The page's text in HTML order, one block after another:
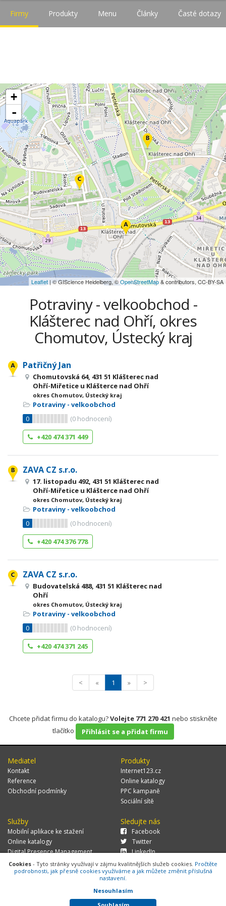
Firmy Produkty Menu Články Časté dotazy
+
-
Leaflet | © GIScience Heidelberg, ©OpenStreetMap& contributors, CC-BY-SA
Potraviny - velkoobchod -
Klášterec nad Ohří, okres
Chomutov, Ústecký kraj
Patřičný Jan
Chomutovská 64, 431 51 Klášterec nad
Ohří-Miřetice u Klášterce nad Ohří
okres Chomutov, Ústecký kraj
Potraviny - velkoobchod
0
(0 hodnocení)
+420 474 371 449
ZAVA CZ s.r.o.
17. listopadu 492, 431 51 Klášterec nad
Ohří-Miřetice u Klášterce nad Ohří
okres Chomutov, Ústecký kraj
Potraviny - velkoobchod
0
(0 hodnocení)
+420 474 376 778
ZAVA CZ s.r.o.
Budovatelská 488, 431 51 Klášterec nad
Ohří
okres Chomutov, Ústecký kraj
Potraviny - velkoobchod
0
(0 hodnocení)
+420 474 371 245
< « 1 » >
Chcete přidat firmu do katalogu?Volejte 771 270 421 nebo stiskněte
tlačítko
Přihlásit se a přidat firmu
Mediatel
Kontakt
Reference
Obchodní podmínky
Produkty
Internet123.cz
Online katalogy
PPC kampaně
Sociální sítě
Služby
Mobilní aplikace ke stažení
Online katalogy
Digital Presence Management
Více zákazníků
Sledujte nás
Facebook
Twitter
LinkedIn
© 2026 MEDIATEL CZ, s.r.o.,Za Potokem 46/4, 106 00 Praha 10, tel.:
+420 771 270 421, verze 1.29.0.143,
Cookies
Cookies - Tyto stránky využívají v zájmu kvalitnějších služeb cookies. Pročtěte
podrobnosti, jak přesně cookies využíváme a jak můžete změnit příslušná
nastavení.
Nesouhlasím
Souhlasím